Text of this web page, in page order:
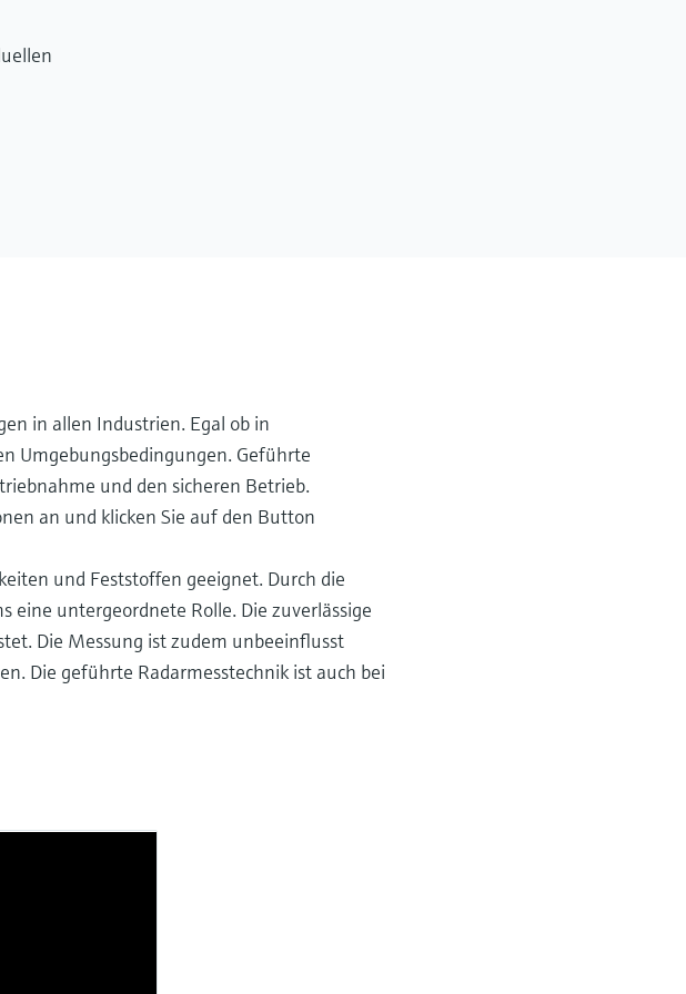
in allen Industrien. Egal ob in
Umgebungsbedingungen. Geführte
und den sicheren Betrieb.
an und klicken Sie auf den Button
und Feststoffen geeignet. Durch die
untergeordnete Rolle. Die zuverlässige
Die Messung ist zudem unbeeinflusst
Die geführte Radarmesstechnik ist auch bei